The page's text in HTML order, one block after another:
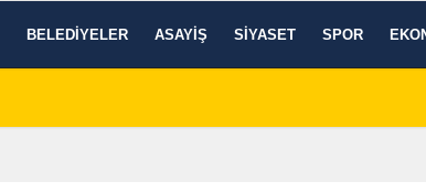
BELEDIYELER ASAYIŞ SIYASET SPOR
Sinanpaşa’da